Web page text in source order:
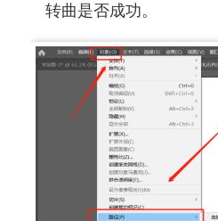
转曲是否成功。